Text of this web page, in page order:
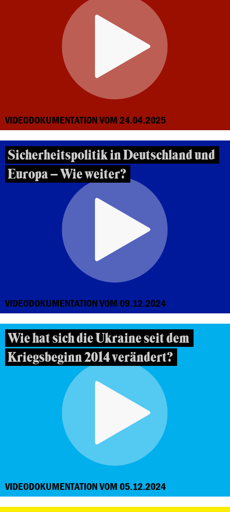
VIDEODOKUMENTATION VOM 24.04.2025
Sicherheitspolitik in Deutschland und
Europa – Wie weiter?
VIDEODOKUMENTATION VOM 09.12.2024
Wie hat sich die Ukraine seit dem
Kriegsbeginn 2014 verändert?
VIDEODOKUMENTATION VOM 05.12.2024